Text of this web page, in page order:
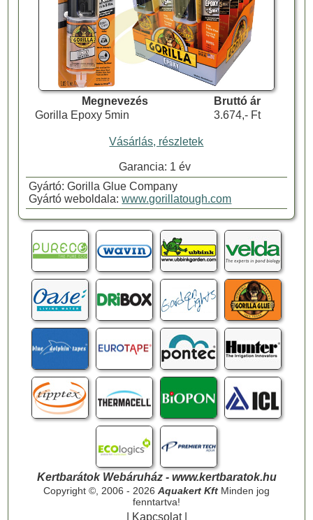
Megnevezés
Bruttó ár
Gorilla Epoxy 5min
3.674,- Ft
Vásárlás, részletek
Garancia: 1 év
Gyártó: Gorilla Glue Company
Gyártó weboldala:www.gorillatough.com
Kertbarátok Webáruház - www.kertbaratok.hu
Copyright ©, 2006 - 2026 Aquakert Kft Minden jog
fenntartva!
Kapcsolat|